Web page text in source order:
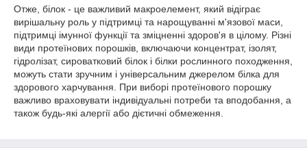
Отже, білок - це важливий макроелемент, який відіграє
вирішальну роль у підтримці та нарощуванні м'язової маси,
підтримці імунної функції та зміцненні здоров'я в цілому. Різні
види протеїнових порошків, включаючи концентрат, ізолят,
гідролізат, сироватковий білок і білки рослинного походження,
можуть стати зручним і універсальним джерелом білка для
здорового харчування. При виборі протеїнового порошку
важливо враховувати індивідуальні потреби та вподобання, а
також будь-які алергії або дієтичні обмеження.